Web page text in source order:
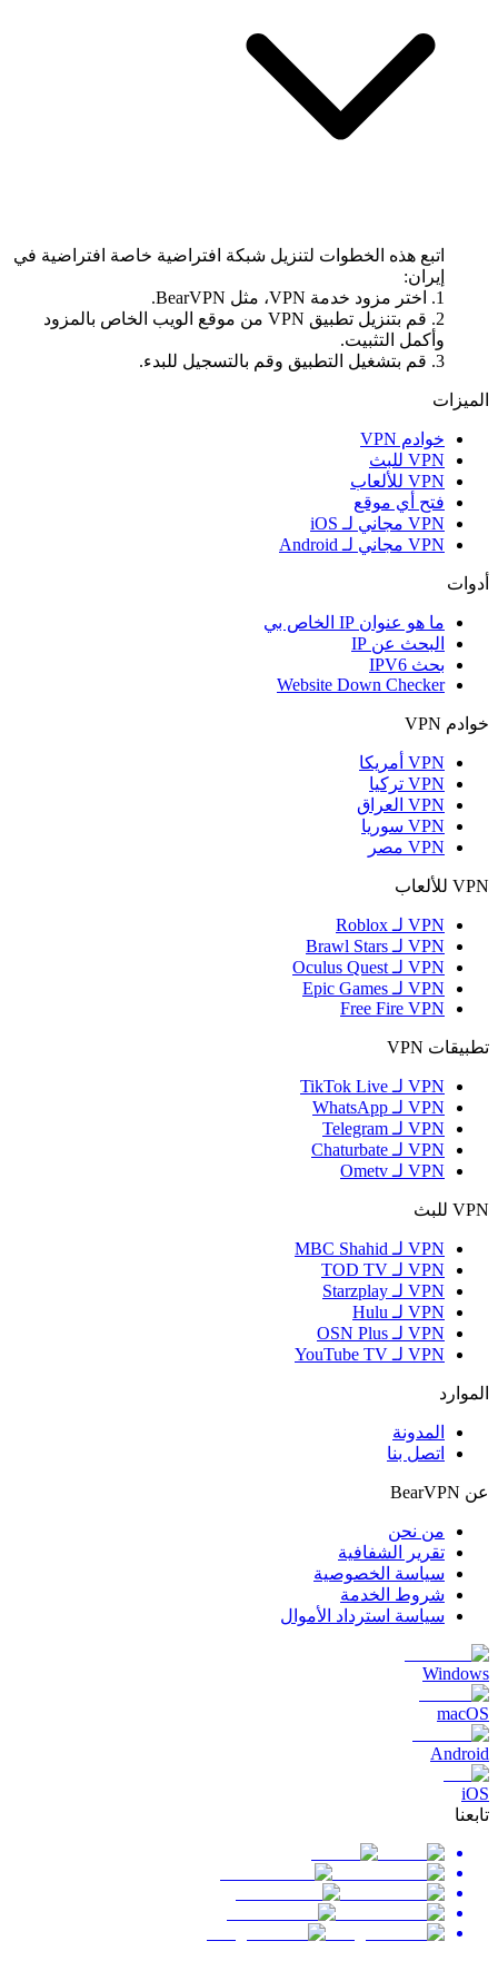
اتبع هذه الخطوات لتنزيل شبكة افتراضية خاصة افتراضية في
إيران:
1. اختر مزود خدمة VPN، مثل BearVPN.
2. قم بتنزيل تطبيق VPN من موقع الويب الخاص بالمزود
وأكمل التثبيت.
3. قم بتشغيل التطبيق وقم بالتسجيل للبدء.
الميزات
خوادم VPN
VPN للبث
VPN للألعاب
فتح أي موقع
VPN مجاني لـ iOS
VPN مجاني لـ Android
أدوات
ما هو عنوان IP الخاص بي
البحث عن IP
بحث IPV6
Website Down Checker
خوادم VPN
VPN أمريكا
VPN تركيا
VPN العراق
VPN سوريا
VPN مصر
VPN للألعاب
VPN لـ Roblox
VPN لـ Brawl Stars
VPN لـ Oculus Quest
VPN لـ Epic Games
Free Fire VPN
تطبيقات VPN
VPN لـ TikTok Live
VPN لـ WhatsApp
VPN لـ Telegram
VPN لـ Chaturbate
VPN لـ Ometv
VPN للبث
VPN لـ MBC Shahid
VPN لـ TOD TV
VPN لـ Starzplay
VPN لـ Hulu
VPN لـ OSN Plus
VPN لـ YouTube TV
الموارد
المدونة
اتصل بنا
عن BearVPN
من نحن
تقرير الشفافية
سياسة الخصوصية
شروط الخدمة
سياسة استرداد الأموال
Windows
macOS
Android
iOS
تابعنا